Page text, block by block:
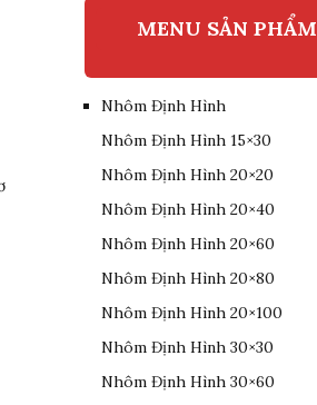
MENU SẢN PHẨM
Nhôm Định Hình
Nhôm Định Hình 15×30
Nhôm Định Hình 20×20
Nhôm Định Hình 20×40
Nhôm Định Hình 20×60
Nhôm Định Hình 20×80
Nhôm Định Hình 20×100
Nhôm Định Hình 30×30
Nhôm Định Hình 30×60